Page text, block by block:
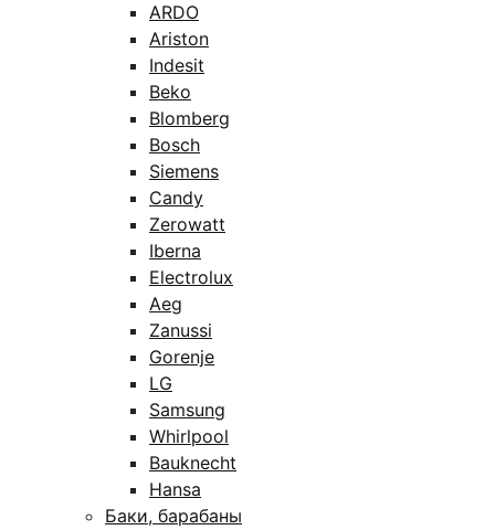
ARDO
Ariston
Indesit
Beko
Blomberg
Bosch
Siemens
Candy
Zerowatt
Iberna
Electrolux
Aeg
Zanussi
Gorenje
LG
Samsung
Whirlpool
Bauknecht
Hansa
Баки, барабаны